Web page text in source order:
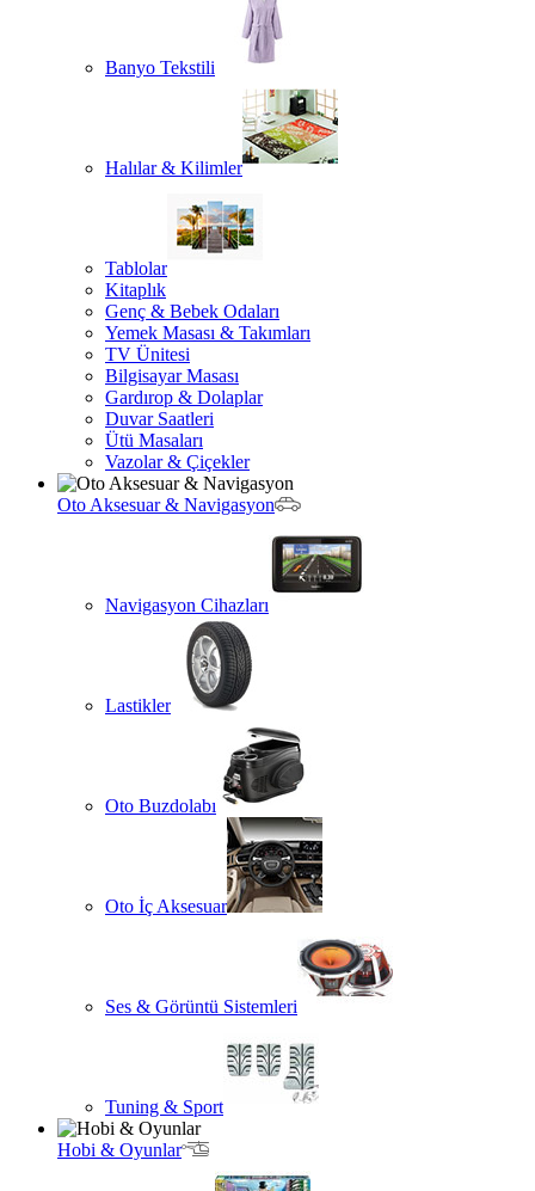
Banyo Tekstili
Halılar & Kilimler
Tablolar
Kitaplık
Genç & Bebek Odaları
Yemek Masası & Takımları
TV Ünitesi
Bilgisayar Masası
Gardırop & Dolaplar
Duvar Saatleri
Ütü Masaları
Vazolar & Çiçekler
Oto Aksesuar & Navigasyon
Navigasyon Cihazları
Lastikler
Oto Buzdolabı
Oto İç Aksesuar
Ses & Görüntü Sistemleri
Tuning & Sport
Hobi & Oyunlar